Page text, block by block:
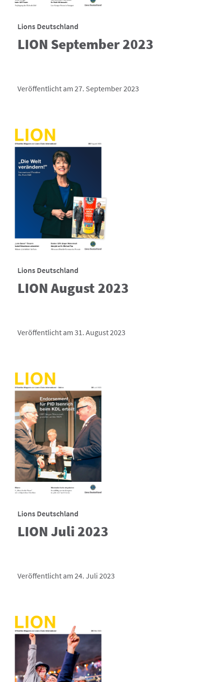
Lions Deutschland
LION September 2023
Veröffentlicht am 27. September 2023
Lions Deutschland
LION August 2023
Veröffentlicht am 31. August 2023
Lions Deutschland
LION Juli 2023
Veröffentlicht am 24. Juli 2023